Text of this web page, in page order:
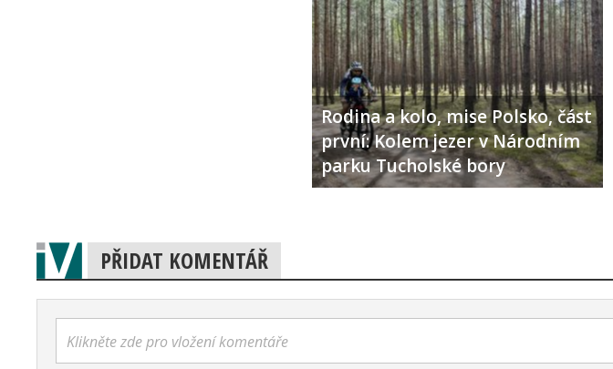
Rodina a kolo, mise Polsko, část
první: Kolem jezer v Národním
parku Tucholské bory
PŘIDAT KOMENTÁŘ
Klikněte zde pro vložení komentáře